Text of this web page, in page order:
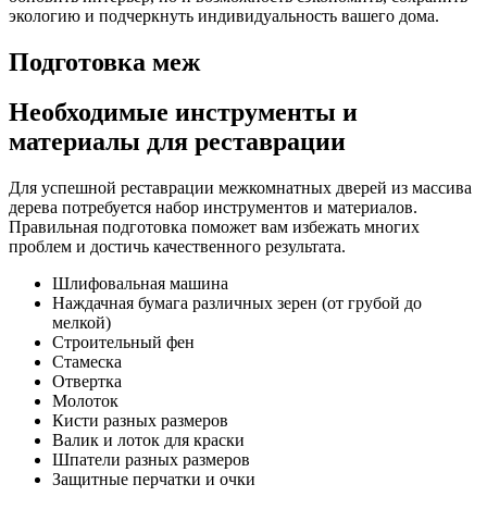
экологию и подчеркнуть индивидуальность вашего дома.
Подготовка меж
Необходимые инструменты и
материалы для реставрации
Для успешной реставрации межкомнатных дверей из массива
дерева потребуется набор инструментов и материалов.
Правильная подготовка поможет вам избежать многих
проблем и достичь качественного результата.
Шлифовальная машина
Наждачная бумага различных зерен (от грубой до
мелкой)
Строительный фен
Стамеска
Отвертка
Молоток
Кисти разных размеров
Валик и лоток для краски
Шпатели разных размеров
Защитные перчатки и очки